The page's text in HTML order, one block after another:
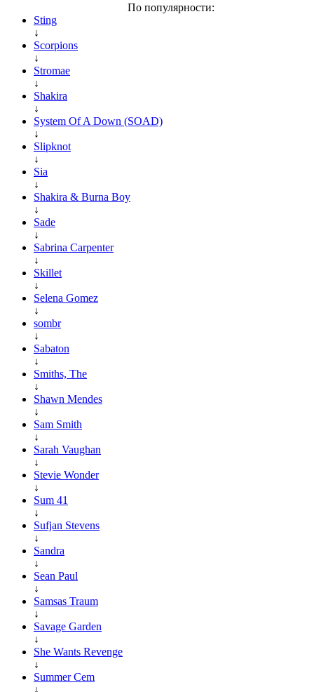
По популярности:
Sting
↓
Scorpions
↓
Stromae
↓
Shakira
↓
System Of A Down (SOAD)
↓
Slipknot
↓
Sia
↓
Shakira & Burna Boy
↓
Sade
↓
Sabrina Carpenter
↓
Skillet
↓
Selena Gomez
↓
sombr
↓
Sabaton
↓
Smiths, The
↓
Shawn Mendes
↓
Sam Smith
↓
Sarah Vaughan
↓
Stevie Wonder
↓
Sum 41
↓
Sufjan Stevens
↓
Sandra
↓
Sean Paul
↓
Samsas Traum
↓
Savage Garden
↓
She Wants Revenge
↓
Summer Cem
↓